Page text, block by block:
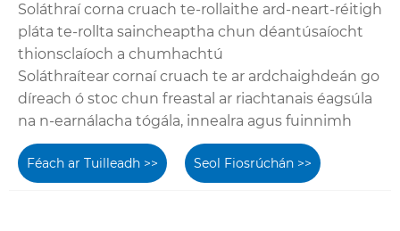
Soláthraí corna cruach te-rollaithe ard-neart-réitigh
pláta te-rollta saincheaptha chun déantúsaíocht
thionsclaíoch a chumhachtú
Soláthraítear cornaí cruach te ar ardchaighdeán go
díreach ó stoc chun freastal ar riachtanais éagsúla
na n-earnálacha tógála, innealra agus fuinnimh
Féach ar Tuilleadh >> Seol Fiosrúchán >>